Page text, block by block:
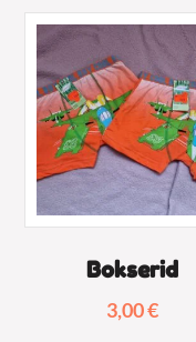
Bokserid
3,00€